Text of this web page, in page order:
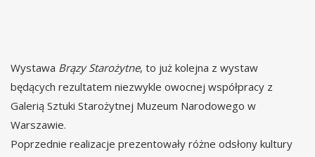
Wystawa Brązy Starożytne, to już kolejna z wystaw
będących rezultatem niezwykle owocnej współpracy z
Galerią Sztuki Starożytnej Muzeum Narodowego w
Warszawie.
Poprzednie realizacje prezentowały różne odsłony kultury